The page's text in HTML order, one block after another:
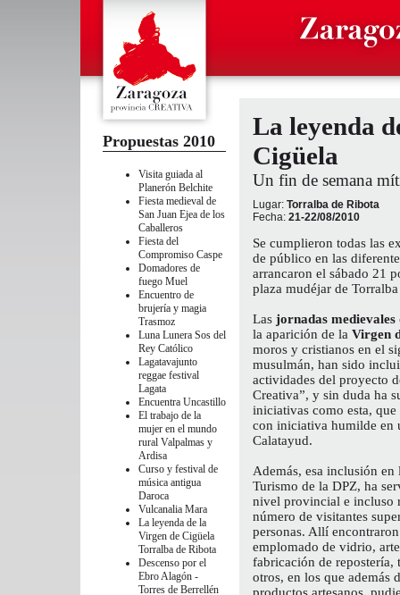
La leyenda
Cigüela
Un fin de semana
Lugar: Torralba de Ribota
Fecha: 21-22/08/2010
Se cumplieron todas las
de público en las
arrancaron el sábado 21
plaza mudéjar de
Las jornadas
la aparición de la Virgen
moros y cristianos en el
musulmán, han sido
actividades del proyecto
Creativa”, y sin duda ha
iniciativas como esta,
con iniciativa humilde en
Calatayud.
Además, esa inclusión
Turismo de la DPZ, ha
nivel provincial e incluso
número de visitantes
personas. Allí
emplomado de vidrio,
fabricación de repostería,
otros, en los que además
Propuestas 2010
Visita guiada al
Planerón Belchite
Fiesta medieval de
San Juan Ejea de los
Caballeros
Fiesta del
Compromiso Caspe
Domadores de
fuego Muel
Encuentro de
brujería y magia
Trasmoz
Luna Lunera Sos del
Rey Católico
Lagatavajunto
reggae festival
Lagata
Encuentra Uncastillo
El trabajo de la
mujer en el mundo
rural Valpalmas y
Ardisa
Curso y festival de
música antigua
Daroca
Vulcanalia Mara
La leyenda de la
Virgen de Cigüela
Torralba de Ribota
Descenso por el
EbroAlagón -
Torres de Berrellén